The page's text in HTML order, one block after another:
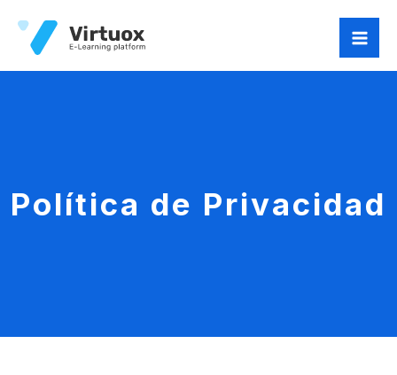
contenido
Política de Privacidad